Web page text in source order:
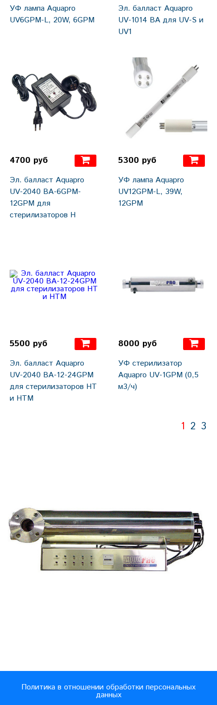
УФ лампа Aquapro
UV6GPM-L, 20W, 6GPM
Эл. балласт Aquapro
UV-1014 BA для UV-S и
UV1
4700 руб
Эл. балласт Aquapro
UV-2040 BA-6GPM-
12GPM для
стерилизаторов H
5300 руб
УФ лампа Aquapro
UV12GPM-L, 39W,
12GPM
5500 руб
Эл. балласт Aquapro
UV-2040 BA-12-24GPM
для стерилизаторов HT
и HTM
8000 руб
УФ стерилизатор
Aquapro UV-1GPM (0,5
м3/ч)
1 2 3
Политика в отношении обработки персональных
данных